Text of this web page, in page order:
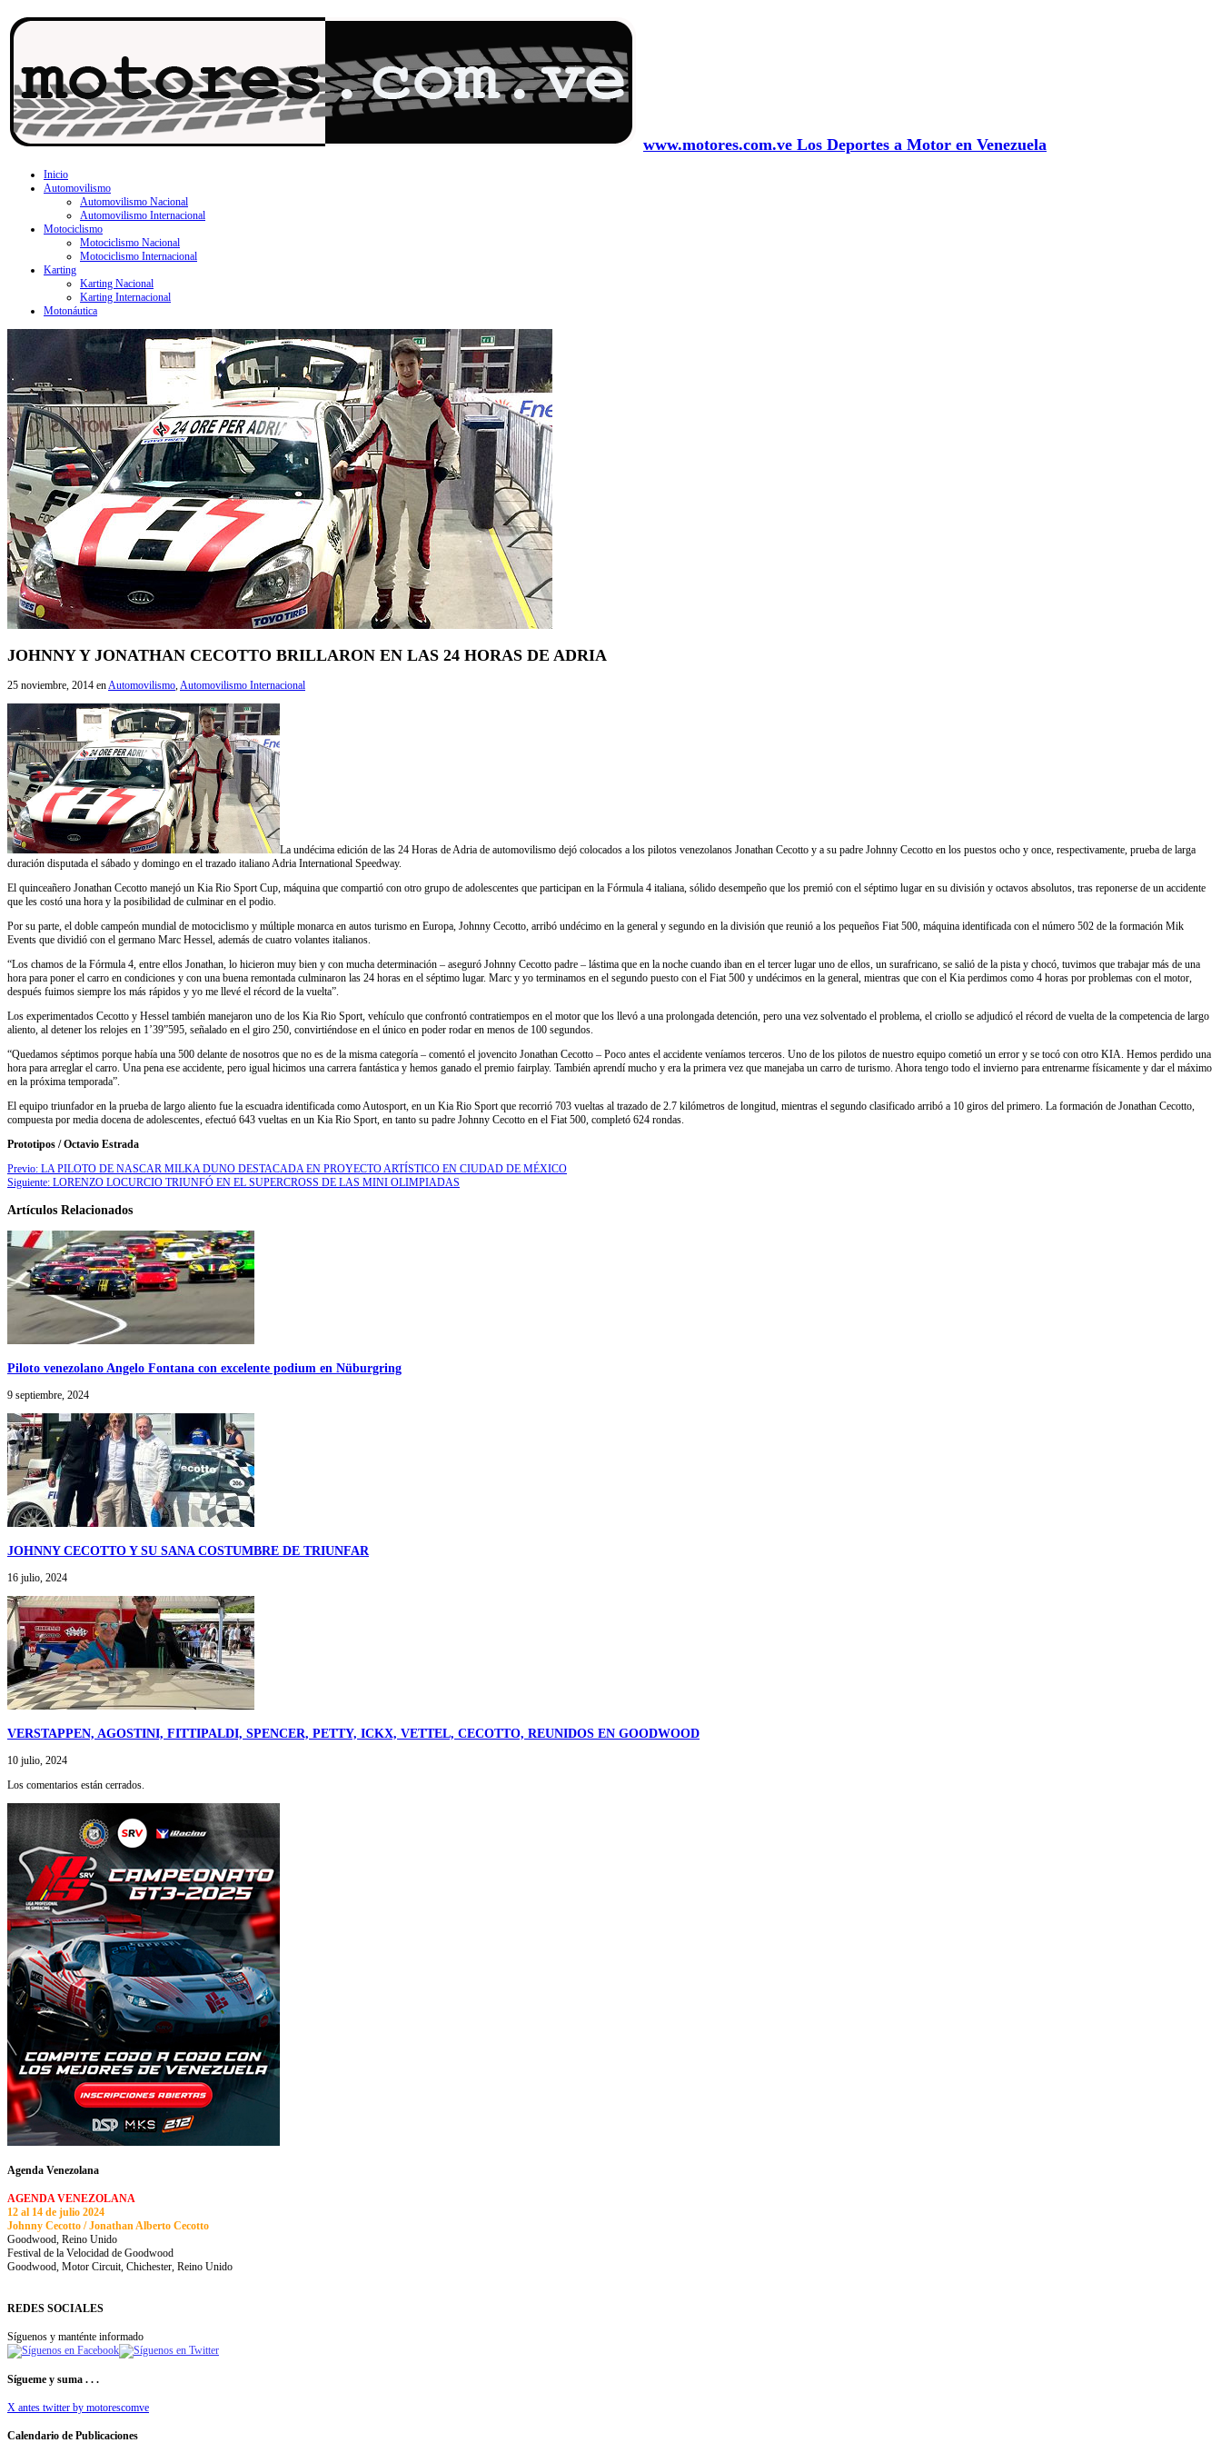
www.motores.com.ve Los Deportes a Motor en Venezuela
Inicio
Automovilismo
Automovilismo Nacional
Automovilismo Internacional
Motociclismo
Motociclismo Nacional
Motociclismo Internacional
Karting
Karting Nacional
Karting Internacional
Motonáutica
JOHNNY Y JONATHAN CECOTTO BRILLARON EN LAS 24 HORAS DE ADRIA
25 noviembre, 2014 en Automovilismo Automovilismo Internacional
La undécima edición de las 24 Horas de Adria de automovilismo dejó colocados a los pilotos venezolanos Jonathan Cecotto y a su padre Johnny Cecotto en los puestos ocho y once, respectivamente, prueba de larga
duración disputada el sábado y domingo en el trazado italiano Adria International Speedway.
El quinceañero Jonathan Cecotto manejó un Kia Rio Sport Cup, máquina que compartió con otro grupo de adolescentes que participan en la Fórmula 4 italiana, sólido desempeño que los premió con el séptimo lugar en su división y octavos absolutos, tras reponerse de un accidente
que les costó una hora y la posibilidad de culminar en el podio.
Por su parte, el doble campeón mundial de motociclismo y múltiple monarca en autos turismo en Europa, Johnny Cecotto, arribó undécimo en la general y segundo en la división que reunió a los pequeños Fiat 500, máquina identificada con el número 502 de la formación Mik
Events que dividió con el germano Marc Hessel, además de cuatro volantes italianos.
“Los chamos de la Fórmula 4, entre ellos Jonathan, lo hicieron muy bien y con mucha determinación – aseguró Johnny Cecotto padre – lástima que en la noche cuando iban en el tercer lugar uno de ellos, un surafricano, se salió de la pista y chocó, tuvimos que trabajar más de una
hora para poner el carro en condiciones y con una buena remontada culminaron las 24 horas en el séptimo lugar. Marc y yo terminamos en el segundo puesto con el Fiat 500 y undécimos en la general, mientras que con el Kia perdimos como 4 horas por problemas con el motor,
después fuimos siempre los más rápidos y yo me llevé el récord de la vuelta”.
Los experimentados Cecotto y Hessel también manejaron uno de los Kia Rio Sport, vehículo que confrontó contratiempos en el motor que los llevó a una prolongada detención, pero una vez solventado el problema, el criollo se adjudicó el récord de vuelta de la competencia de largo
aliento, al detener los relojes en 1’39”595, señalado en el giro 250, convirtiéndose en el único en poder rodar en menos de 100 segundos.
“Quedamos séptimos porque había una 500 delante de nosotros que no es de la misma categoría – comentó el jovencito Jonathan Cecotto – Poco antes el accidente veníamos terceros. Uno de los pilotos de nuestro equipo cometió un error y se tocó con otro KIA. Hemos perdido una
hora para arreglar el carro. Una pena ese accidente, pero igual hicimos una carrera fantástica y hemos ganado el premio fairplay. También aprendí mucho y era la primera vez que manejaba un carro de turismo. Ahora tengo todo el invierno para entrenarme físicamente y dar el máximo
en la próxima temporada”.
El equipo triunfador en la prueba de largo aliento fue la escuadra identificada como Autosport, en un Kia Rio Sport que recorrió 703 vueltas al trazado de 2.7 kilómetros de longitud, mientras el segundo clasificado arribó a 10 giros del primero. La formación de Jonathan Cecotto,
compuesta por media docena de adolescentes, efectuó 643 vueltas en un Kia Rio Sport, en tanto su padre Johnny Cecotto en el Fiat 500, completó 624 rondas.
Prototipos / Octavio Estrada
Previo: LA PILOTO DE NASCAR MILKA DUNO DESTACADA EN PROYECTO ARTÍSTICO EN CIUDAD DE MÉXICO
Siguiente: LORENZO LOCURCIO TRIUNFÓ EN EL SUPERCROSS DE LAS MINI OLIMPIADAS
Artículos Relacionados
Piloto venezolano Angelo Fontana con excelente podium en Nüburgring
9 septiembre, 2024
JOHNNY CECOTTO Y SU SANA COSTUMBRE DE TRIUNFAR
16 julio, 2024
VERSTAPPEN, AGOSTINI, FITTIPALDI, SPENCER, PETTY, ICKX, VETTEL, CECOTTO, REUNIDOS EN GOODWOOD
10 julio, 2024
Los comentarios están cerrados.
Agenda Venezolana
AGENDA VENEZOLANA
12 al 14 de julio 2024
Johnny Cecotto / Jonathan Alberto Cecotto
Goodwood, Reino Unido
Festival de la Velocidad de Goodwood
Goodwood, Motor Circuit, Chichester, Reino Unido
REDES SOCIALES
Síguenos y manténte informado
Sígueme y suma . . .
X antes twitter by motorescomve
Calendario de Publicaciones